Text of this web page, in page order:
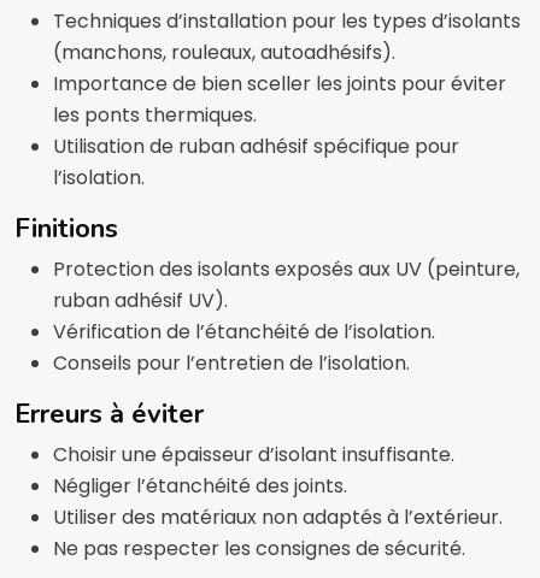
Techniques d’installation pour les types d’isolants
(manchons, rouleaux, autoadhésifs).
Importance de bien sceller les joints pour éviter
les ponts thermiques.
Utilisation de ruban adhésif spécifique pour
l’isolation.
Finitions
Protection des isolants exposés aux UV (peinture,
ruban adhésif UV).
Vérification de l’étanchéité de l’isolation.
Conseils pour l’entretien de l’isolation.
Erreurs à éviter
Choisir une épaisseur d’isolant insuffisante.
Négliger l’étanchéité des joints.
Utiliser des matériaux non adaptés à l’extérieur.
Ne pas respecter les consignes de sécurité.